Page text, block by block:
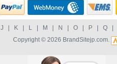
J K L M N O P Q
Copyright © 2026 BrandSitejp.com.